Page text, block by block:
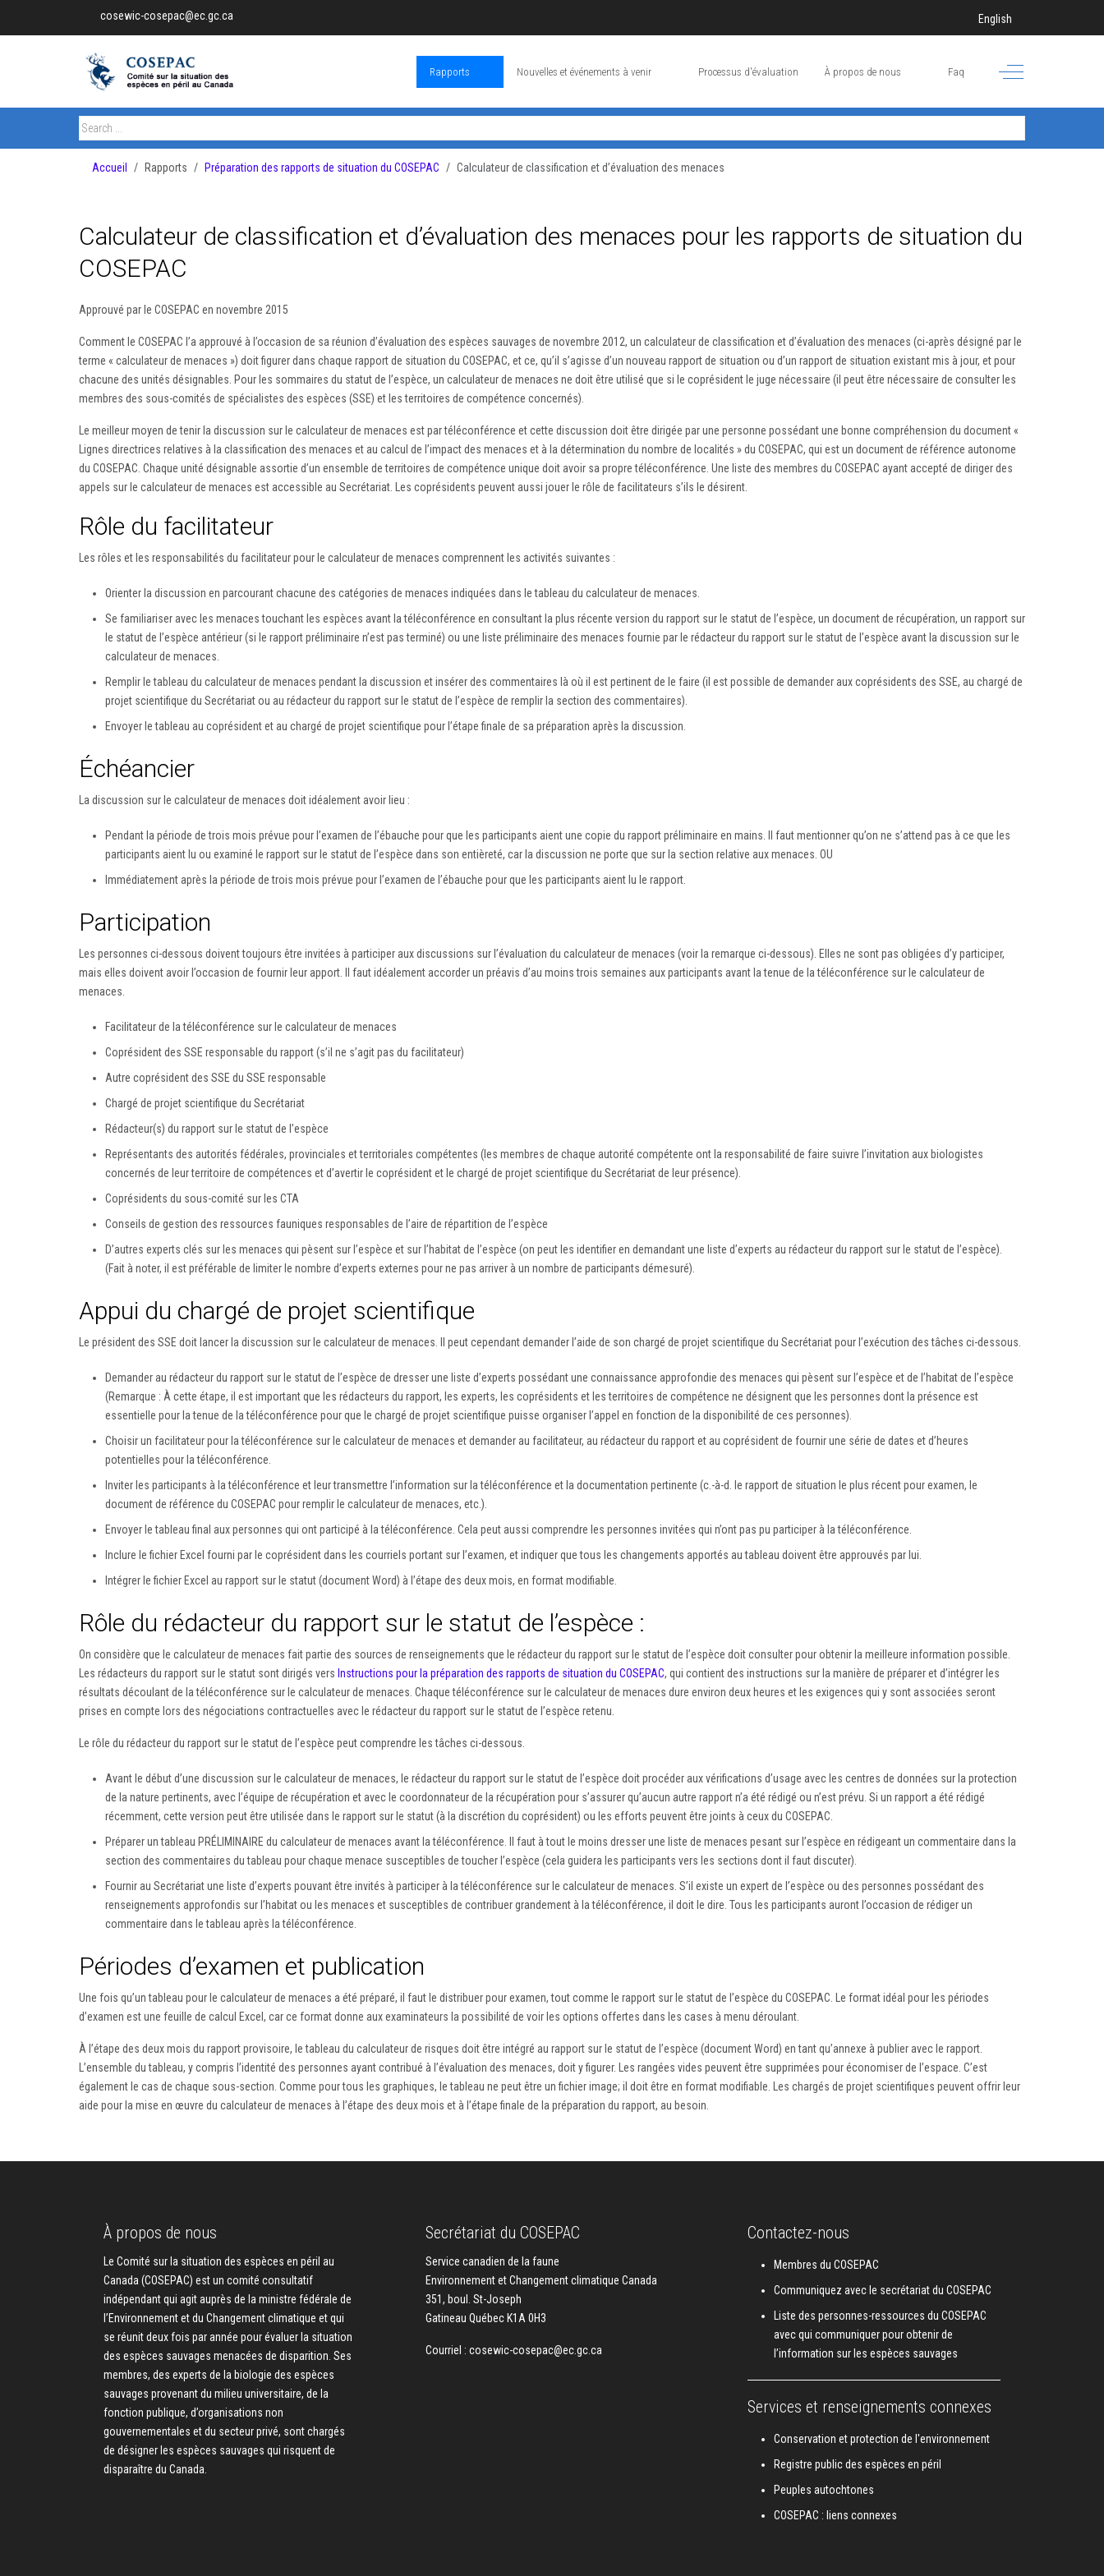
cosewic-cosepac@ec.gc.ca Sélectionnez votre langue
English
Rapports Nouvelles et événements à venir Processus d'évaluation À propos de nous Faq Off-Canvas Toggle
Accueil Rapports Préparation des rapports de situation du COSEPAC Calculateur de classification et d’évaluation des menaces
Calculateur de classification et d’évaluation des menaces pour les rapports de situation du
COSEPAC
Approuvé par le COSEPAC en novembre 2015
Comment le COSEPAC l’a approuvé à l’occasion de sa réunion d’évaluation des espèces sauvages de novembre 2012, un calculateur de classification et d’évaluation des menaces (ci-après désigné par le
terme « calculateur de menaces ») doit figurer dans chaque rapport de situation du COSEPAC, et ce, qu’il s’agisse d’un nouveau rapport de situation ou d’un rapport de situation existant mis à jour, et pour
chacune des unités désignables. Pour les sommaires du statut de l’espèce, un calculateur de menaces ne doit être utilisé que si le coprésident le juge nécessaire (il peut être nécessaire de consulter les
membres des sous-comités de spécialistes des espèces (SSE) et les territoires de compétence concernés).
Le meilleur moyen de tenir la discussion sur le calculateur de menaces est par téléconférence et cette discussion doit être dirigée par une personne possédant une bonne compréhension du document «
Lignes directrices relatives à la classification des menaces et au calcul de l’impact des menaces et à la détermination du nombre de localités » du COSEPAC, qui est un document de référence autonome
du COSEPAC. Chaque unité désignable assortie d’un ensemble de territoires de compétence unique doit avoir sa propre téléconférence. Une liste des membres du COSEPAC ayant accepté de diriger des
appels sur le calculateur de menaces est accessible au Secrétariat. Les coprésidents peuvent aussi jouer le rôle de facilitateurs s’ils le désirent.
Rôle du facilitateur
Les rôles et les responsabilités du facilitateur pour le calculateur de menaces comprennent les activités suivantes :
Orienter la discussion en parcourant chacune des catégories de menaces indiquées dans le tableau du calculateur de menaces.
Se familiariser avec les menaces touchant les espèces avant la téléconférence en consultant la plus récente version du rapport sur le statut de l’espèce, un document de récupération, un rapport sur
le statut de l’espèce antérieur (si le rapport préliminaire n’est pas terminé) ou une liste préliminaire des menaces fournie par le rédacteur du rapport sur le statut de l’espèce avant la discussion sur le
calculateur de menaces.
Remplir le tableau du calculateur de menaces pendant la discussion et insérer des commentaires là où il est pertinent de le faire (il est possible de demander aux coprésidents des SSE, au chargé de
projet scientifique du Secrétariat ou au rédacteur du rapport sur le statut de l’espèce de remplir la section des commentaires).
Envoyer le tableau au coprésident et au chargé de projet scientifique pour l’étape finale de sa préparation après la discussion.
Échéancier
La discussion sur le calculateur de menaces doit idéalement avoir lieu :
Pendant la période de trois mois prévue pour l’examen de l’ébauche pour que les participants aient une copie du rapport préliminaire en mains. Il faut mentionner qu’on ne s’attend pas à ce que les
participants aient lu ou examiné le rapport sur le statut de l’espèce dans son entièreté, car la discussion ne porte que sur la section relative aux menaces. OU
Immédiatement après la période de trois mois prévue pour l’examen de l’ébauche pour que les participants aient lu le rapport.
Participation
Les personnes ci-dessous doivent toujours être invitées à participer aux discussions sur l’évaluation du calculateur de menaces (voir la remarque ci-dessous). Elles ne sont pas obligées d’y participer,
mais elles doivent avoir l’occasion de fournir leur apport. Il faut idéalement accorder un préavis d’au moins trois semaines aux participants avant la tenue de la téléconférence sur le calculateur de
menaces.
Facilitateur de la téléconférence sur le calculateur de menaces
Coprésident des SSE responsable du rapport (s’il ne s’agit pas du facilitateur)
Autre coprésident des SSE du SSE responsable
Chargé de projet scientifique du Secrétariat
Rédacteur(s) du rapport sur le statut de l’espèce
Représentants des autorités fédérales, provinciales et territoriales compétentes (les membres de chaque autorité compétente ont la responsabilité de faire suivre l’invitation aux biologistes
concernés de leur territoire de compétences et d’avertir le coprésident et le chargé de projet scientifique du Secrétariat de leur présence).
Coprésidents du sous-comité sur les CTA
Conseils de gestion des ressources fauniques responsables de l’aire de répartition de l’espèce
D’autres experts clés sur les menaces qui pèsent sur l’espèce et sur l’habitat de l’espèce (on peut les identifier en demandant une liste d’experts au rédacteur du rapport sur le statut de l’espèce).
(Fait à noter, il est préférable de limiter le nombre d’experts externes pour ne pas arriver à un nombre de participants démesuré).
Appui du chargé de projet scientifique
Le président des SSE doit lancer la discussion sur le calculateur de menaces. Il peut cependant demander l’aide de son chargé de projet scientifique du Secrétariat pour l’exécution des tâches ci-dessous.
Demander au rédacteur du rapport sur le statut de l’espèce de dresser une liste d’experts possédant une connaissance approfondie des menaces qui pèsent sur l’espèce et de l’habitat de l’espèce
(Remarque : À cette étape, il est important que les rédacteurs du rapport, les experts, les coprésidents et les territoires de compétence ne désignent que les personnes dont la présence est
essentielle pour la tenue de la téléconférence pour que le chargé de projet scientifique puisse organiser l’appel en fonction de la disponibilité de ces personnes).
Choisir un facilitateur pour la téléconférence sur le calculateur de menaces et demander au facilitateur, au rédacteur du rapport et au coprésident de fournir une série de dates et d’heures
potentielles pour la téléconférence.
Inviter les participants à la téléconférence et leur transmettre l’information sur la téléconférence et la documentation pertinente (c.-à-d. le rapport de situation le plus récent pour examen, le
document de référence du COSEPAC pour remplir le calculateur de menaces, etc.).
Envoyer le tableau final aux personnes qui ont participé à la téléconférence. Cela peut aussi comprendre les personnes invitées qui n’ont pas pu participer à la téléconférence.
Inclure le fichier Excel fourni par le coprésident dans les courriels portant sur l’examen, et indiquer que tous les changements apportés au tableau doivent être approuvés par lui.
Intégrer le fichier Excel au rapport sur le statut (document Word) à l’étape des deux mois, en format modifiable.
Rôle du rédacteur du rapport sur le statut de l’espèce :
On considère que le calculateur de menaces fait partie des sources de renseignements que le rédacteur du rapport sur le statut de l’espèce doit consulter pour obtenir la meilleure information possible.
Les rédacteurs du rapport sur le statut sont dirigés vers Instructions pour la préparation des rapports de situation du COSEPAC, qui contient des instructions sur la manière de préparer et d’intégrer les
résultats découlant de la téléconférence sur le calculateur de menaces. Chaque téléconférence sur le calculateur de menaces dure environ deux heures et les exigences qui y sont associées seront
prises en compte lors des négociations contractuelles avec le rédacteur du rapport sur le statut de l’espèce retenu.
Le rôle du rédacteur du rapport sur le statut de l’espèce peut comprendre les tâches ci-dessous.
Avant le début d’une discussion sur le calculateur de menaces, le rédacteur du rapport sur le statut de l’espèce doit procéder aux vérifications d’usage avec les centres de données sur la protection
de la nature pertinents, avec l’équipe de récupération et avec le coordonnateur de la récupération pour s’assurer qu’aucun autre rapport n’a été rédigé ou n’est prévu. Si un rapport a été rédigé
récemment, cette version peut être utilisée dans le rapport sur le statut (à la discrétion du coprésident) ou les efforts peuvent être joints à ceux du COSEPAC.
Préparer un tableau PRÉLIMINAIRE du calculateur de menaces avant la téléconférence. Il faut à tout le moins dresser une liste de menaces pesant sur l’espèce en rédigeant un commentaire dans la
section des commentaires du tableau pour chaque menace susceptibles de toucher l’espèce (cela guidera les participants vers les sections dont il faut discuter).
Fournir au Secrétariat une liste d’experts pouvant être invités à participer à la téléconférence sur le calculateur de menaces. S’il existe un expert de l’espèce ou des personnes possédant des
renseignements approfondis sur l’habitat ou les menaces et susceptibles de contribuer grandement à la téléconférence, il doit le dire. Tous les participants auront l’occasion de rédiger un
commentaire dans le tableau après la téléconférence.
Périodes d’examen et publication
Une fois qu’un tableau pour le calculateur de menaces a été préparé, il faut le distribuer pour examen, tout comme le rapport sur le statut de l’espèce du COSEPAC. Le format idéal pour les périodes
d’examen est une feuille de calcul Excel, car ce format donne aux examinateurs la possibilité de voir les options offertes dans les cases à menu déroulant.
À l’étape des deux mois du rapport provisoire, le tableau du calculateur de risques doit être intégré au rapport sur le statut de l’espèce (document Word) en tant qu’annexe à publier avec le rapport.
L’ensemble du tableau, y compris l’identité des personnes ayant contribué à l’évaluation des menaces, doit y figurer. Les rangées vides peuvent être supprimées pour économiser de l’espace. C’est
également le cas de chaque sous-section. Comme pour tous les graphiques, le tableau ne peut être un fichier image; il doit être en format modifiable. Les chargés de projet scientifiques peuvent offrir leur
aide pour la mise en œuvre du calculateur de menaces à l’étape des deux mois et à l’étape finale de la préparation du rapport, au besoin.
À propos de nous
Le Comité sur la situation des espèces en péril au
Canada (COSEPAC) est un comité consultatif
indépendant qui agit auprès de la ministre fédérale de
l’Environnement et du Changement climatique et qui
se réunit deux fois par année pour évaluer la situation
des espèces sauvages menacées de disparition. Ses
membres, des experts de la biologie des espèces
sauvages provenant du milieu universitaire, de la
fonction publique, d’organisations non
gouvernementales et du secteur privé, sont chargés
de désigner les espèces sauvages qui risquent de
disparaître du Canada.
Secrétariat du COSEPAC
Service canadien de la faune
Environnement et Changement climatique Canada
351, boul. St-Joseph
Gatineau Québec K1A 0H3
Courriel : cosewic-cosepac@ec.gc.ca
Contactez-nous
Membres du COSEPAC
Communiquez avec le secrétariat du COSEPAC
Liste des personnes-ressources du COSEPAC
avec qui communiquer pour obtenir de
l’information sur les espèces sauvages
Services et renseignements connexes
Conservation et protection de l'environnement
Registre public des espèces en péril
Peuples autochtones
COSEPAC : liens connexes